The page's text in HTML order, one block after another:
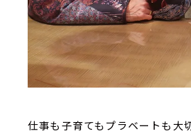
仕事も子育てもプラベートも大